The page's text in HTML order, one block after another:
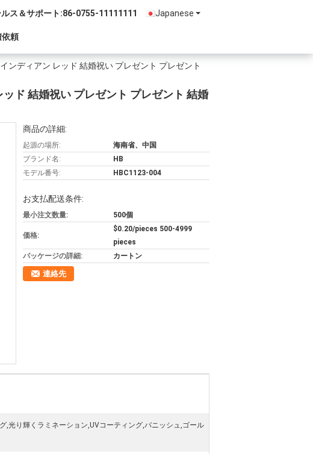
Japanese
ス＆サポート:86-0755-11111111
依頼
ンディアン レッド 結婚祝い プレゼント プレゼント
ド 結婚祝い プレゼント プレゼント 結婚
商品の詳細:
起源の場所:
海南省、中国
ブランド名:
HB
モデル番号:
HBC1123-004
お支払配送条件:
最小注文数量: 500個
価格:
$0.20/pieces 500-4999
pieces
パッケージの詳細:
カートン
連絡先
,光り輝くラミネーション,UVコーティング,バニッシュ,ゴール